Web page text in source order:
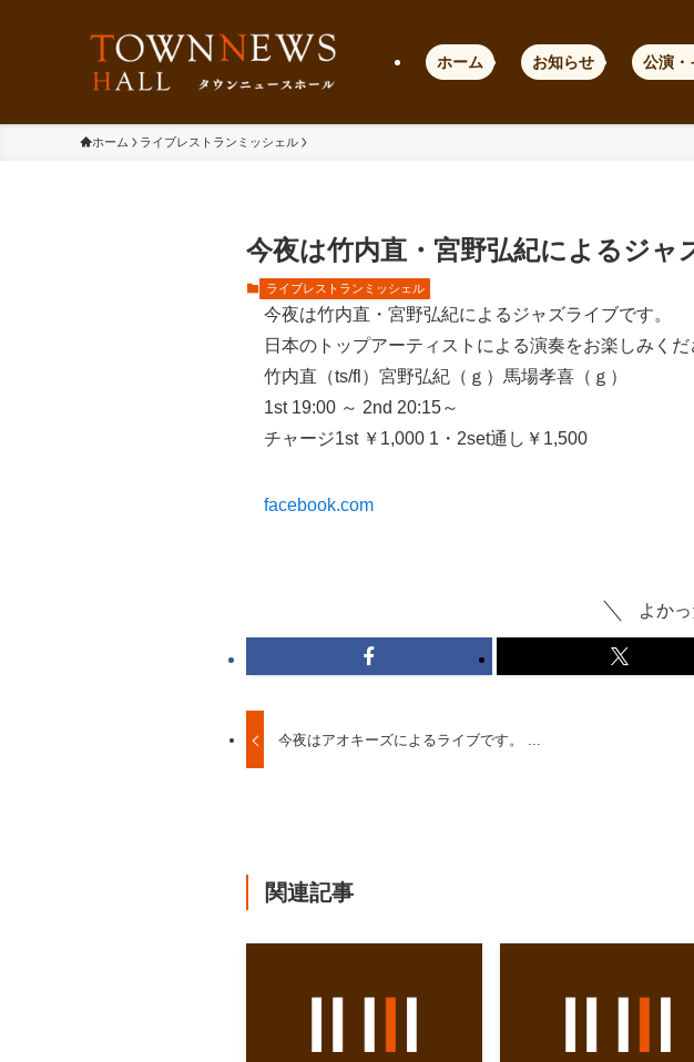
ホーム お知らせ 公演・
ホーム ライブレストランミッシェル
今夜は竹内直・宮野弘紀によるジ
ライブレストランミッシェル
今夜は竹内直・宮野弘紀によるジャズライブです。
日本のトップアーティストによる演奏をお楽しみくだ
竹内直（ts/fl）宮野弘紀（ｇ）馬場孝喜（ｇ）
1st 19:00 ～ 2nd 20:15～
チャージ1st ￥1,000 1・2set通し￥1,500
facebook.com
よか
今夜はアオキーズによるライブです。 ...
関連記事